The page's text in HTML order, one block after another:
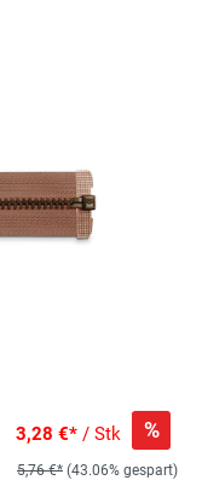
3,28 €* / Stk %
5,76 €* (43.06% gespart)